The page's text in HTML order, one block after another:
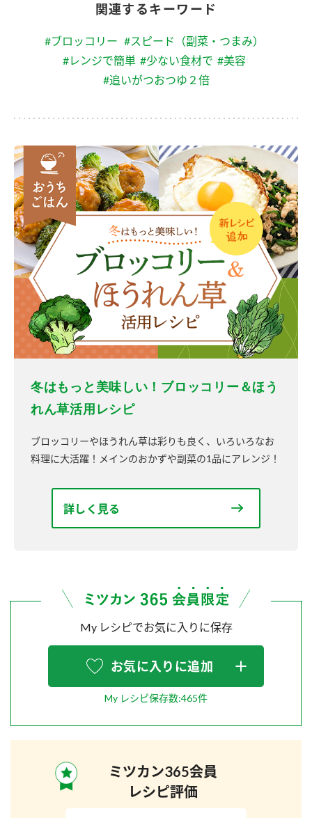
関連するキーワード
#ブロッコリー #スピード（副菜・つまみ）
#レンジで簡単 #少ない食材で #美容
#追いがつおつゆ２倍
冬はもっと美味しい！ブロッコリー＆ほう
れん草活用レシピ
ブロッコリーやほうれん草は彩りも良く、いろいろなお
料理に大活躍！メインのおかずや副菜の1品にアレンジ！
詳しく見る
My レシピでお気に入りに保存
お気に入りに追加
My レシピ保存数:465件
ミツカン365会員
レシピ評価